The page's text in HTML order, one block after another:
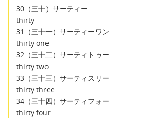
30（三十）サーティー
thirty
31（三十一）サーティーワン
thirty one
32（三十二）サーティトゥー
thirty two
33（三十三）サーティスリー
thirty three
34（三十四）サーティフォー
thirty four